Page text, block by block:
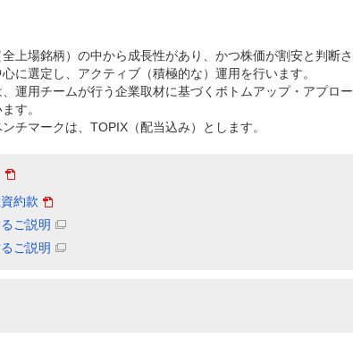
上場銘柄）の中から成長性があり、かつ株価が割安と判断さ
に選定し、アクティブ（積極的な）運用を行います。
運用チームが行う企業取材に基づくボトムアップ・アプロー
す。
チマークは、TOPIX（配当込み）とします。
約款
ご説明
ご説明